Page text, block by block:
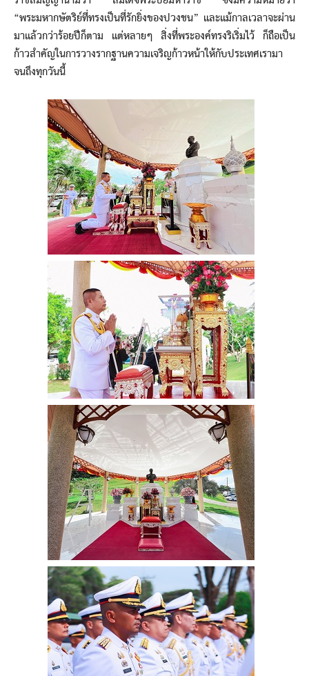
“พระมหากษัตริย์ที่ทรงเป็นที่รักยิ่งของปวงชน” และแม้กาลเวลาจะผ่าน
มาแล้วกว่าร้อยปีก็ตาม แต่หลายๆ สิ่งที่พระองค์ทรงริเริ่มไว้ ก็ถือเป็น
ก้าวสำคัญในการวางรากฐานความเจริญก้าวหน้าให้กับประเทศเรามา
จนถึงทุกวันนี้